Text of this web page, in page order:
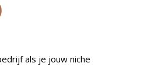
als je jouw niche